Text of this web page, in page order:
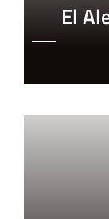
El